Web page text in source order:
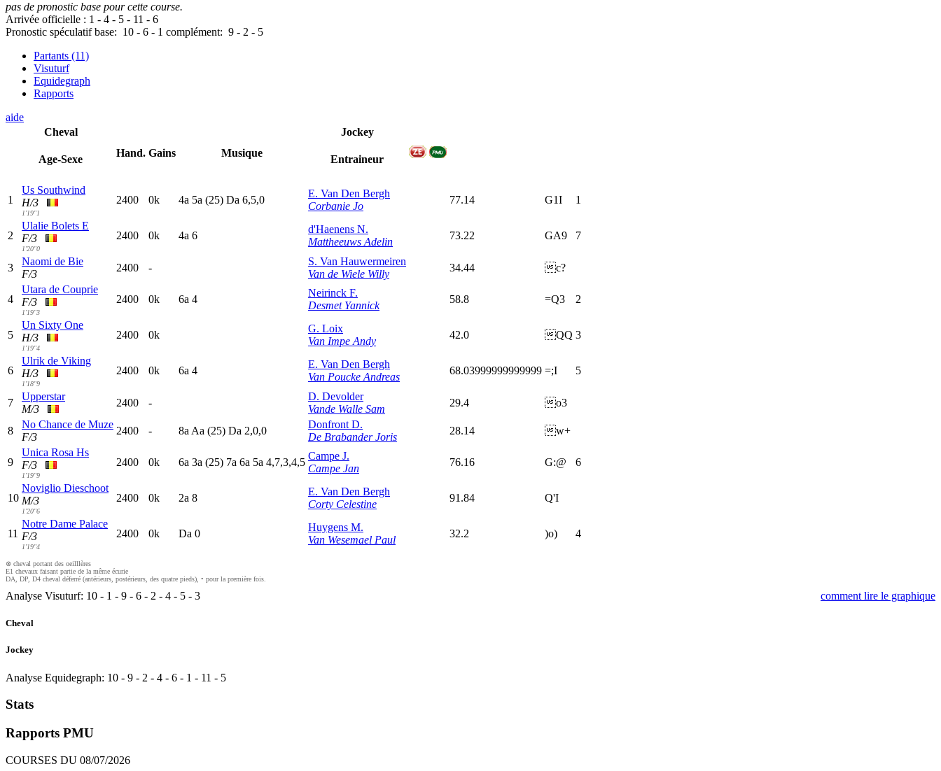
pas de pronostic base pour cette course.
Arrivée officielle : 1 - 4 - 5 - 11 - 6
Pronostic spéculatif base: 10 - 6 - 1 complément: 9 - 2 - 5
Partants (11)
Visuturf
Equidegraph
Rapports
aide
Cheval
Age-Sexe
Hand. Gains Musique
Jockey
Entraineur
1
Us Southwind
H/3
1'19"1
2400 0k 4a 5a (25) Da 6,5,0
E. Van Den Bergh
Corbanie Jo
77.14 G1I 1
2
Ulalie Bolets E
F/3
1'20"0
2400 0k 4a 6
d'Haenens N.
Mattheeuws Adelin
73.22 GA9 7
3
Naomi de Bie
F/3
2400 -
S. Van Hauwermeiren
Van de Wiele Willy
34.44 c?
4
Utara de Couprie
F/3
1'19"3
2400 0k 6a 4
Neirinck F.
Desmet Yannick
58.8 =Q3 2
5
Un Sixty One
H/3
1'19"4
2400 0k
G. Loix
Van Impe Andy
42.0 QQ 3
6
Ulrik de Viking
H/3
1'18"9
2400 0k 6a 4
E. Van Den Bergh
Van Poucke Andreas
68.03999999999999 =;I 5
7
Upperstar
M/3
2400 -
D. Devolder
Vande Walle Sam
29.4 o3
8
No Chance de Muze
F/3
2400 - 8a Aa (25) Da 2,0,0
Donfront D.
De Brabander Joris
28.14 w+
9
Unica Rosa Hs
F/3
1'19"9
2400 0k 6a 3a (25) 7a 6a 5a 4,7,3,4,5
Campe J.
Campe Jan
76.16 G:@ 6
10
Noviglio Dieschoot
M/3
1'20"6
2400 0k 2a 8
E. Van Den Bergh
Corty Celestine
91.84 Q'I
11
Notre Dame Palace
F/3
1'19"4
2400 0k Da 0
Huygens M.
Van Wesemael Paul
32.2 )o) 4
⊗ cheval portant des oeilllères
E1 chevaux faisant partie de la même écurie
DA, DP, D4 cheval déferré (antérieurs, postérieurs, des quatre pieds), • pour la première fois.
Analyse Visuturf: 10 - 1 - 9 - 6 - 2 - 4 - 5 - 3 comment lire le graphique
Cheval
Jockey
Analyse Equidegraph: 10 - 9 - 2 - 4 - 6 - 1 - 11 - 5
Stats
Rapports PMU
COURSES DU 08/07/2026